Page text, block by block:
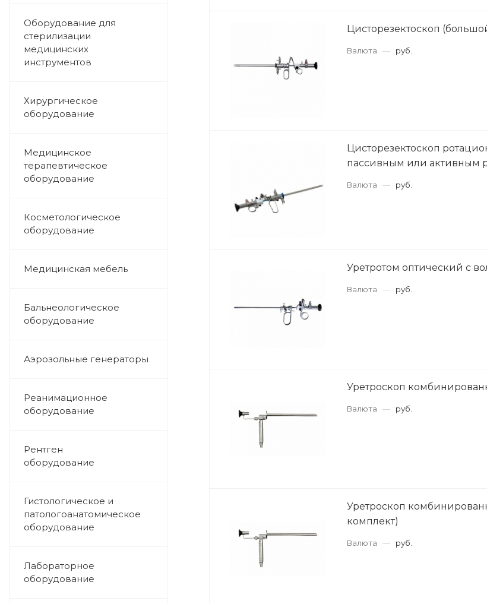
Оборудование для
стерилизации
медицинских
инструментов
Хирургическое
оборудование
Медицинское
терапевтическое
оборудование
Косметологическое
оборудование
Медицинская мебель
Бальнеологическое
оборудование
Аэрозольные генераторы
Реанимационное
оборудование
Рентген
оборудование
Гистологическое и
патологоанатомическое
оборудование
Лабораторное
оборудование
Цисторезектоскоп
Валюта — руб.
Цисторезектоскоп
пассивным или активным
Валюта — руб.
Уретротом оптический с
Валюта — руб.
Уретроскоп
Валюта — руб.
Уретроскоп
комплект)
Валюта — руб.